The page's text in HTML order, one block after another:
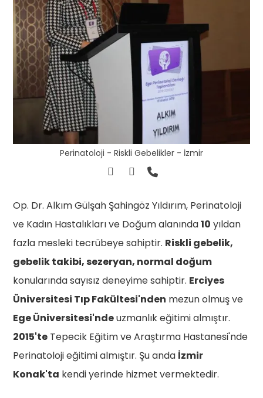
Perinatoloji - Riskli Gebelikler - İzmir
Op. Dr. Alkım Gülşah Şahingöz Yıldırım, Perinatoloji
ve Kadın Hastalıkları ve Doğum alanında10 yıldan
fazla mesleki tecrübeye sahiptir. Riskli gebelik,
gebelik takibi, sezeryan, normal doğum
konularında sayısız deneyime sahiptir. Erciyes
Üniversitesi Tıp Fakültesi'nden mezun olmuş ve
Ege Üniversitesi'ndeuzmanlık eğitimi almıştır.
2015'te Tepecik Eğitim ve Araştırma Hastanesi'nde
Perinatoloji eğitimi almıştır. Şu anda İzmir
Konak'ta kendi yerinde hizmet vermektedir.